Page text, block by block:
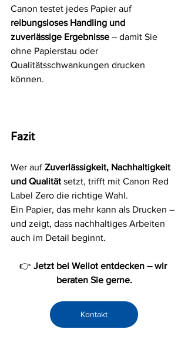
Canon testet jedes Papier auf
reibungsloses Handling und
zuverlässige Ergebnisse – damit Sie
ohne Papierstau oder
Qualitätsschwankungen drucken
können.
Fazit
Wer auf Zuverlässigkeit, Nachhaltigkeit
und Qualität setzt, trifft mit Canon Red
Label Zero die richtige Wahl.
Ein Papier, das mehr kann als Drucken –
und zeigt, dass nachhaltiges Arbeiten
auch im Detail beginnt.
👉 Jetzt bei Weliot entdecken – wir
beraten Sie gerne.
Kontakt